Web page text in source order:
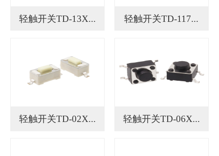
轻触开关TD-13X... 轻触开关TD-117...
轻触开关TD-02X... 轻触开关TD-06X...